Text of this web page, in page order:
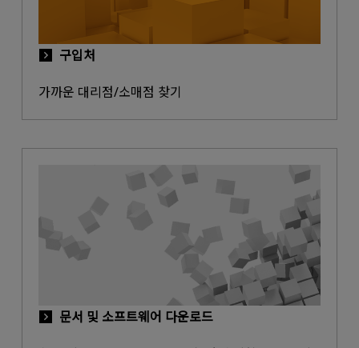
구입처
가까운 대리점/소매점 찾기
문서 및 소프트웨어 다운로드